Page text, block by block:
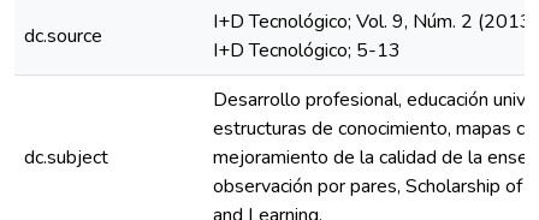
dc.source
I+D Tecnológico; Vol. 9, Núm. 2
I+D Tecnológico; 5-13
dc.subject
Desarrollo profesional, educación
estructuras de conocimiento, mapas
mejoramiento de la calidad de la
observación por pares, Scholarship of